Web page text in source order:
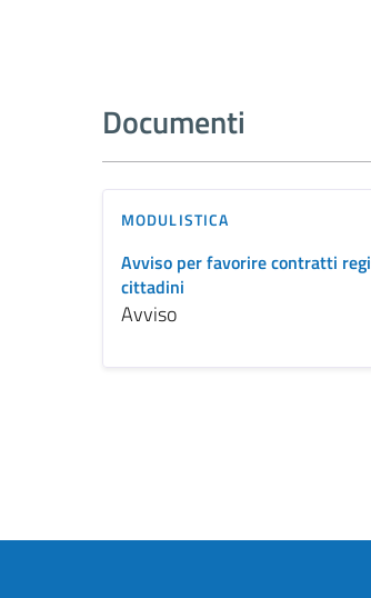
Documenti
MODULISTICA
Avviso per favorire contratti
cittadini
Avviso